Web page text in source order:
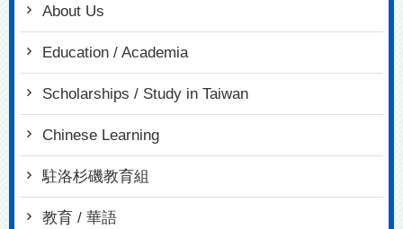
About Us
Education / Academia
Scholarships / Study in Taiwan
Chinese Learning
駐洛杉磯教育組
教育 / 華語